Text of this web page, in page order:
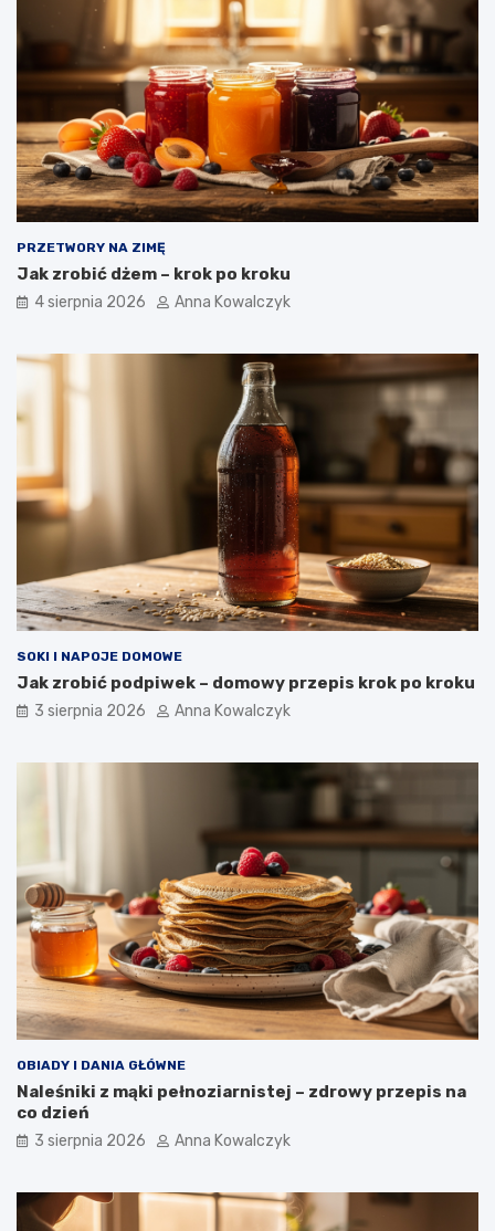
PRZETWORY NA ZIMĘ
Jak zrobić dżem – krok po kroku
4 sierpnia 2026 Anna Kowalczyk
SOKI I NAPOJE DOMOWE
Jak zrobić podpiwek – domowy przepis krok po kroku
3 sierpnia 2026 Anna Kowalczyk
OBIADY I DANIA GŁÓWNE
Naleśniki z mąki pełnoziarnistej – zdrowy przepis na
co dzień
3 sierpnia 2026 Anna Kowalczyk